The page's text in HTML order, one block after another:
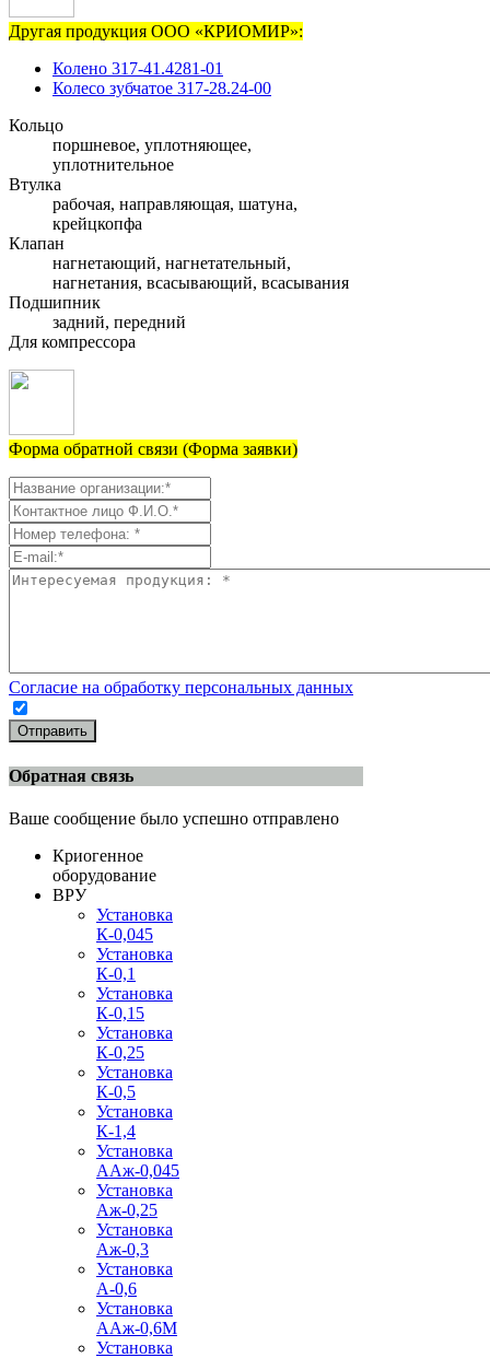
Другая продукция ООО «КРИОМИР»:
Колено 317-41.4281-01
Колесо зубчатое 317-28.24-00
Кольцо
поршневое, уплотняющее,
уплотнительное
Втулка
рабочая, направляющая, шатуна,
крейцкопфа
Клапан
нагнетающий, нагнетательный,
нагнетания, всасывающий, всасывания
Подшипник
задний, передний
Для компрессора
Форма обратной связи (Форма заявки)
Согласие на обработку персональных данных
Отправить
Обратная связь
Ваше сообщение было успешно отправлено
Криогенное
оборудование
ВРУ
Установка
К-0,045
Установка
К-0,1
Установка
К-0,15
Установка
К-0,25
Установка
К-0,5
Установка
К-1,4
Установка
ААж-0,045
Установка
Аж-0,25
Установка
Аж-0,3
Установка
А-0,6
Установка
ААж-0,6М
Установка